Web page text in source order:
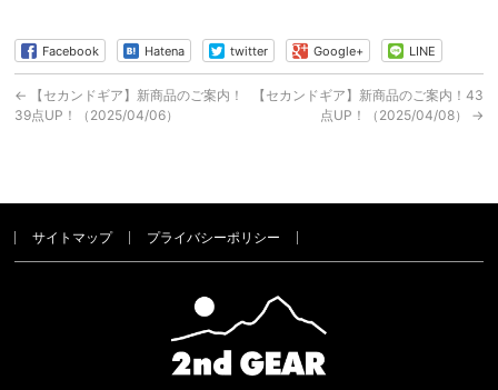
Facebook Hatena twitter Google+ LINE
← 【セカンドギア】新商品のご案内！
39点UP！（2025/04/06）
【セカンドギア】新商品のご案内！43
点UP！（2025/04/08） →
サイトマップ プライバシーポリシー